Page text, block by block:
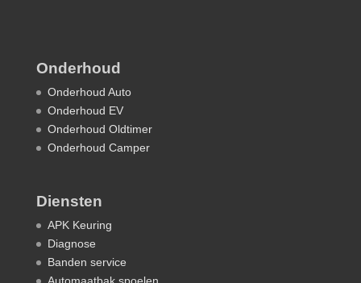
Onderhoud
Onderhoud Auto
Onderhoud EV
Onderhoud Oldtimer
Onderhoud Camper
Diensten
APK Keuring
Diagnose
Banden service